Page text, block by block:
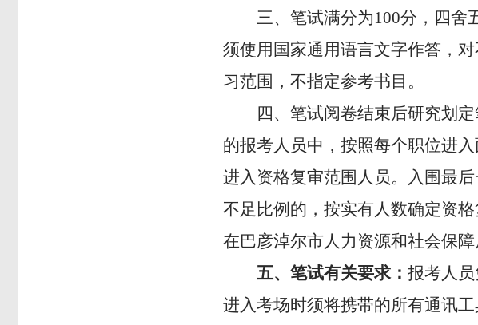
三、笔试满分为100分，四舍
须使用国家通用语言文字作答，
习范围，不指定参考书目。
四、笔试阅卷结束后研究划
的报考人员中，按照每个职位进
进入资格复审范围人员。入围最
不足比例的，按实有人数确定资
在巴彦淖尔市人力资源和社会保
五、笔试有关要求：报考人
进入考场时须将携带的所有通讯